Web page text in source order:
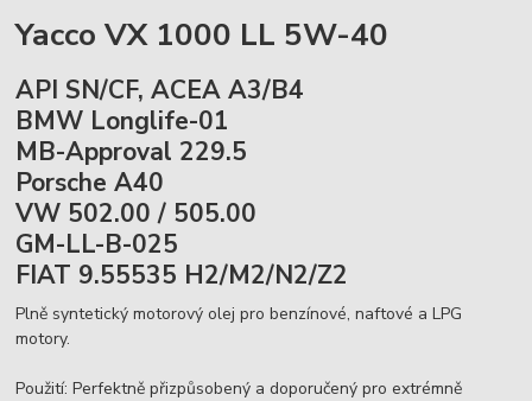
Yacco VX 1000 LL 5W-40
API SN/CF, ACEA A3/B4
BMW Longlife-01
MB-Approval 229.5
Porsche A40
VW 502.00 / 505.00
GM-LL-B-025
FIAT 9.55535 H2/M2/N2/Z2
Plně syntetický motorový olej pro benzínové, naftové a LPG
motory.
Použití: Perfektně přizpůsobený a doporučený pro extrémně